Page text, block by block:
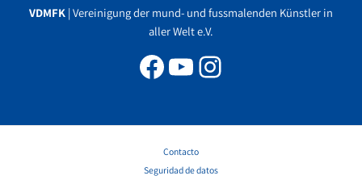
VDMFK | Vereinigung der mund- und fussmalenden Künstler in
aller Welt e.V.
Contacto
Seguridad de datos